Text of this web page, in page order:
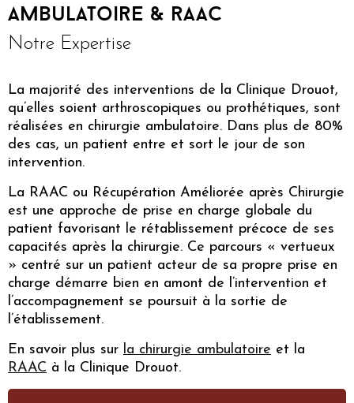
Ambulatoire & raac
Notre Expertise
La majorité des interventions de la Clinique Drouot,
qu’elles soient arthroscopiques ou prothétiques, sont
réalisées en chirurgie ambulatoire. Dans plus de 80%
des cas, un patient entre et sort le jour de son
intervention.
La RAAC ou Récupération Améliorée après Chirurgie
est une approche de prise en charge globale du
patient favorisant le rétablissement précoce de ses
capacités après la chirurgie. Ce parcours « vertueux
» centré sur un patient acteur de sa propre prise en
charge démarre bien en amont de l’intervention et
l’accompagnement se poursuit à la sortie de
l’établissement.
En savoir plus sur la chirurgie ambulatoire et la
RAAC à la Clinique Drouot.